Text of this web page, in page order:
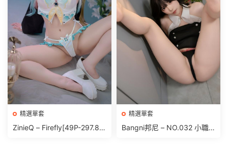
精選單套
ZinieQ – Firefly[49P-297.8
精選單套
Bangni邦尼 – NO.032 小職